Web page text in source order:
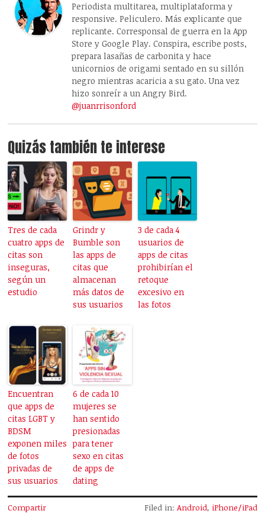
Periodista multitarea, multiplataforma y
responsive. Peliculero. Más explicante que
replicante. Corresponsal de guerra en la App
Store y Google Play. Conspira, escribe posts,
prepara lasañas de carbonita y hace
unicornios de origami sentado en su sillón
negro mientras acaricia a su gato. Una vez
hizo sonreír a un Angry Bird.
@juanrrisonford
Quizás también te interese
Tres de cada
cuatro apps de
citas son
inseguras,
según un
estudio
Grindr y
Bumble son
las apps de
citas que
almacenan
más datos de
sus usuarios
3 de cada 4
usuarios de
apps de citas
prohibirían el
retoque
excesivo en
las fotos
Encuentran
que apps de
citas LGBT y
BDSM
exponen miles
de fotos
privadas de
sus usuarios
6 de cada 10
mujeres se
han sentido
presionadas
para tener
sexo en citas
de apps de
dating
Compartir Filed in: Android, iPhone/iPad